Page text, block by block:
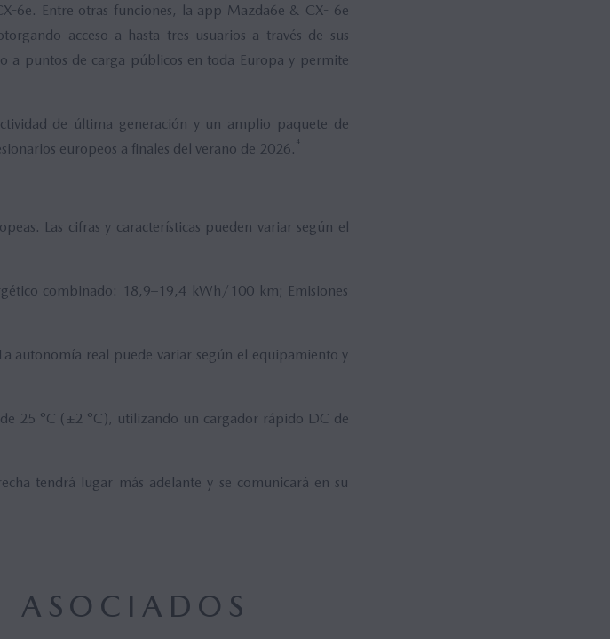
6e. Entre otras funciones, la app Mazda6e & CX- 6e
acceso a hasta tres usuarios a través de sus
a puntos de carga públicos en toda Europa y permite
de última generación y un amplio paquete de
europeos a finales del verano de 2026. ⁴
Las cifras y características pueden variar según el
combinado: 18,9–19,4 kWh/100 km; Emisiones
autonomía real puede variar según el equipamiento y
25 °C (±2 °C), utilizando un cargador rápido DC de
tendrá lugar más adelante y se comunicará en su
ASOCIADOS